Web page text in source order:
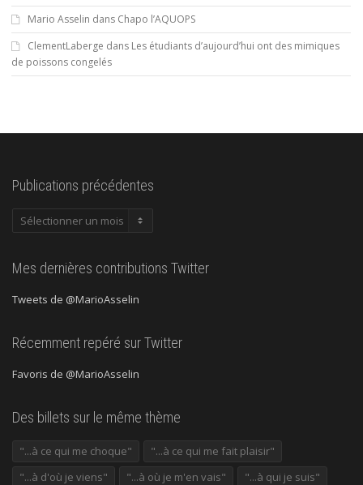
Mario Asselin dans Chapo l’AQUOPS
ClementLaberge dans Les étudiants d’aujourd’hui ont des mimiques
de poissons congelés
Publications précédentes
Publications
Mes dernières contributions Twitter
Tweets de @MarioAsselin
Récemment repéré sur Twitter
Favoris de @MarioAsselin
Des billets sur le même thème
"...à ce qui me choque"
"...à ce qui me fait plaisir"
"...à d'où je viens"
"...à où je m'en vais" "...à qui je suis"